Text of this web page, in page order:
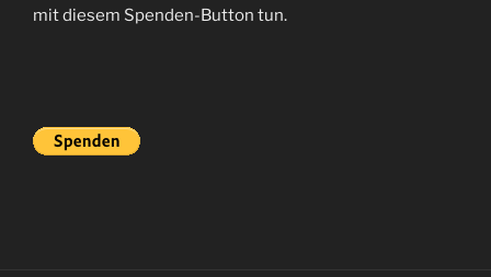
mit diesem Spenden-Button tun.